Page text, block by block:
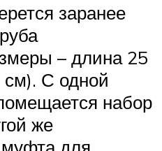
заранее
– длина 25
С одной
набор
же